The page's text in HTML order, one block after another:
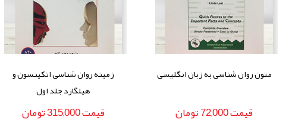
متون روان شناسی به زبان انگلیسی
قيمت72,000تومان
زمینه روان شناسی اتکینسون و
هیلگارد جلد اول
قيمت315,000تومان